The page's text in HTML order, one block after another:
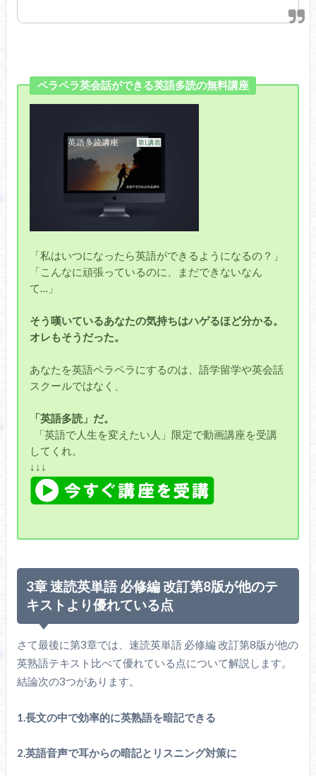
ペラペラ英会話ができる英語多読の無料講座
「私はいつになったら英語ができるようになるの？」
「こんなに頑張っているのに、まだできないなん
て…」
そう嘆いているあなたの気持ちはハゲるほど分かる。
オレもそうだった。
あなたを英語ペラペラにするのは、語学留学や英会話
スクールではなく、
「英語多読」だ。
「英語で人生を変えたい人」限定で動画講座を受講
してくれ。
↓↓↓
3章 速読英単語 必修編 改訂第8版が他のテ
キストより優れている点
さて最後に第3章では、速読英単語 必修編 改訂第8版が他の
英熟語テキスト比べて優れている点について解説します。
結論次の3つがあります。
1.長文の中で効率的に英熟語を暗記できる
2.英語音声で耳からの暗記とリスニング対策に